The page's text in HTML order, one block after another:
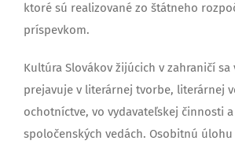
ktoré sú realizované zo štátneho
príspevkom.
Kultúra Slovákov žijúcich v zahraničí sa
prejavuje v literárnej tvorbe, literárnej
ochotníctve, vo vydavateľskej činnosti
spoločenských vedách. Osobitnú úlohu